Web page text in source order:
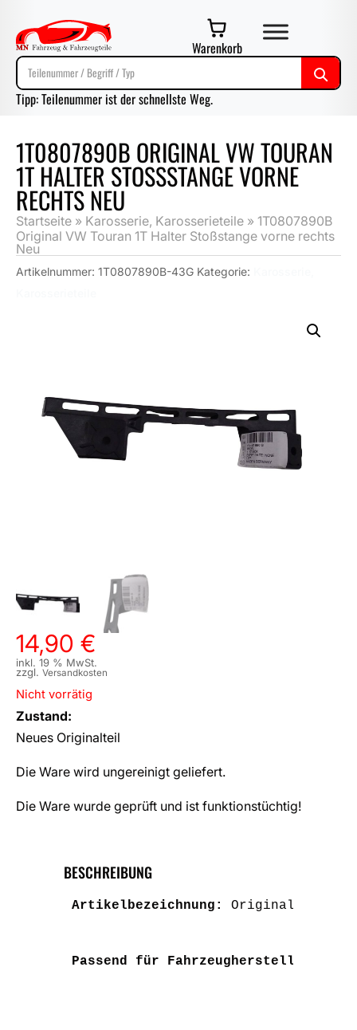
Warenkorb
Tipp: Teilenummer ist der schnellste Weg.
1T0807890B ORIGINAL VW TOURAN
1T HALTER STOSSSTANGE VORNE R
ECHTS NEU
Startseite » Karosserie, Karosserieteile » 1T0807890B
Original VW Touran 1T Halter Stoßstange vorne rechts
Neu
Artikelnummer: 1T0807890B-43G Kategorie:
14,90 €
inkl. 19 % MwSt.
zzgl. Versandkosten
Nicht vorrätig
Zustand:
Neues Originalteil
Die Ware wird ungereinigt geliefert.
Die Ware wurde geprüft und ist funktionstüchtig!
BESCHREIBUNG
Artikelbezeichnung: Original VW
Passend für Fahrzeughersteller: